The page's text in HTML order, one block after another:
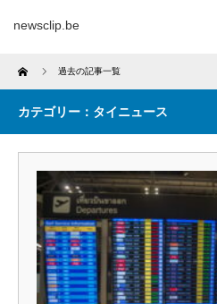
newsclip.be
Home 過去の記事一覧
カテゴリー：タイニュース